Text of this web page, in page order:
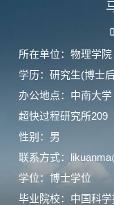
所在单位：物理学院
学历：研究生(博士
办公地点：中南大
超快过程研究所209
性别：男
联系方式：
学位：博士学位
毕业院校：中国科